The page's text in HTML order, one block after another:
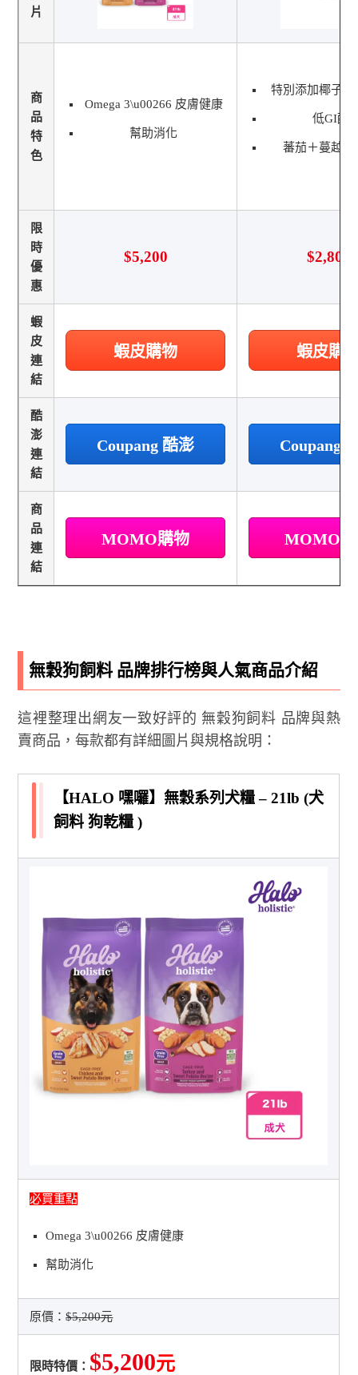
片
商
品
特
色
Omega 3\u00266 皮膚健康
幫助消化
特別添加椰子油
低GI配
蕃茄＋蔓越莓
限
時
優
惠
$5,200 $2,800
蝦
皮
連
結
蝦皮購物 蝦皮購
酷
澎
連
結
Coupang 酷澎 Coupang
商
品
連
結
MOMO購物 MOMO
無穀狗飼料 品牌排行榜與人氣商品介紹
這裡整理出網友一致好評的 無穀狗飼料 品牌與熱
賣商品，每款都有詳細圖片與規格說明：
【HALO 嘿囉】無穀系列犬糧 – 21lb (犬
飼料 狗乾糧 )
必買重點
Omega 3\u00266 皮膚健康
幫助消化
原價：$5,200元
限時特價： $5,200元